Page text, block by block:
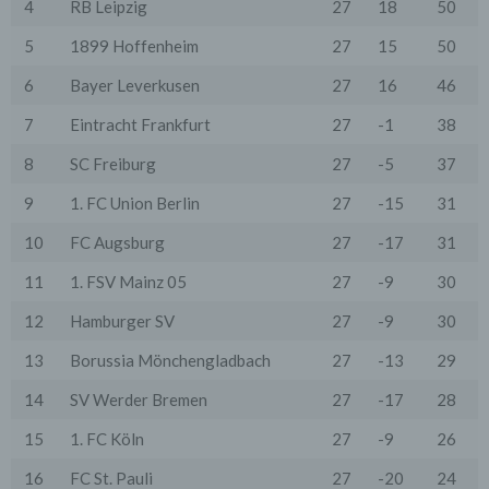
4
RB Leipzig 27 18
50
5
1899 Hoffenheim 27 15
50
6
Bayer Leverkusen 27 16
46
7
Eintracht Frankfurt 27 -1
38
8
SC Freiburg 27 -5
37
9
1. FC Union Berlin 27 -15
31
10
FC Augsburg 27 -17
31
11
1. FSV Mainz 05 27 -9
30
12
Hamburger SV 27 -9
30
13
Borussia Mönchengladbach 27 -13
29
14
SV Werder Bremen 27 -17
28
15
1. FC Köln 27 -9
26
16
FC St. Pauli 27 -20
24
ihres Browsers zu deaktivieren. Gespeicherte Cookies
gelöscht werden. Der Ausschluss von Cookies kann
führen.
Es besteht die Möglichkeit, viele Online-Anzeigen-
Seite http://www.aboutads.info/choices oder die EU-
Seite http://www.youronlinechoices.com/uk/your-ad-
choices/ zu verwalten.
Wir setzen Google Analytics, einen Webanalysedienst
Cookies. Die durch das Cookie erzeugten
durch die Nutzer werden in der Regel an einen Server
gespeichert.
Google wird diese Informationen in unserem Auftrag
durch die Nutzer auszuwerten, um Reports über die
zusammenzustellen und um weitere mit der Nutzung